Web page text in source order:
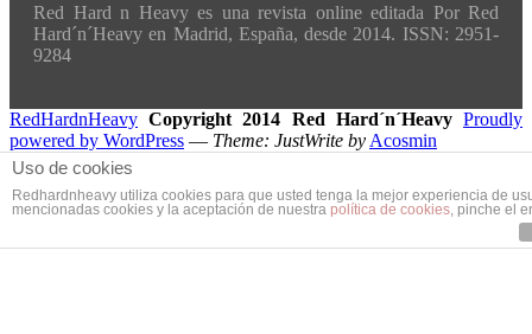
Red Hard n Heavy es una revista online editada Por Red
Hard´n´Heavy en Madrid, España, desde 2014. ISSN: 2951-
9284
RedHardnHeavy Copyright 2014 Red Hard´n´Heavy Proudly
powered by WordPress — Theme: JustWrite by Acosmin
Uso de cookies
Redhardnheavy utiliza cookies para que usted tenga la mejor experiencia de
mencionadas cookies y la aceptación de nuestra política de cookies , pinche el